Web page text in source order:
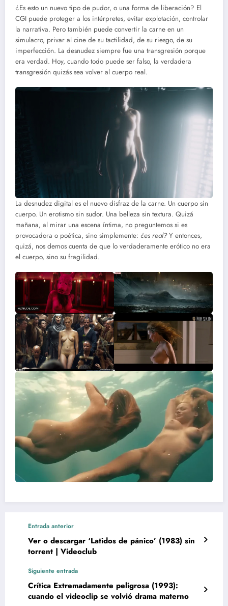
¿Es esto un nuevo tipo de pudor, o una forma de liberación? El
CGI puede proteger a los intérpretes, evitar explotación, controlar
la narrativa. Pero también puede convertir la carne en un
simulacro, privar al cine de su tactilidad, de su riesgo, de su
imperfección. La desnudez siempre fue una transgresión porque
era verdad. Hoy, cuando todo puede ser falso, la verdadera
transgresión quizás sea volver al cuerpo real.
La desnudez digital es el nuevo disfraz de la carne. Un cuerpo sin
cuerpo. Un erotismo sin sudor. Una belleza sin textura. Quizá
mañana, al mirar una escena íntima, no preguntemos si es
provocadora o poética, sino simplemente: ¿es real?Y entonces,
quizá, nos demos cuenta de que lo verdaderamente erótico no era
el cuerpo, sino su fragilidad.
Entrada anterior
Ver o descargar ‘Latidos de pánico’ (1983) sin
torrent | Videoclub
Siguiente entrada
Crítica Extremadamente peligrosa (1993):
cuando el videoclip se volvió drama materno